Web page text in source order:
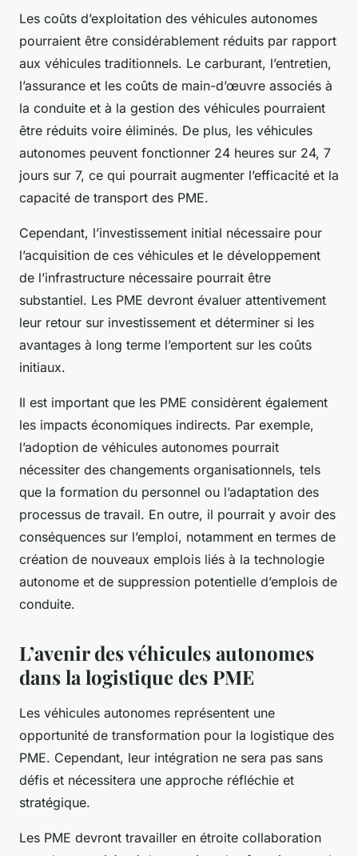
Les coûts d’exploitation des véhicules autonomes
pourraient être considérablement réduits par rapport
aux véhicules traditionnels. Le carburant, l’entretien,
l’assurance et les coûts de main-d’œuvre associés à
la conduite et à la gestion des véhicules pourraient
être réduits voire éliminés. De plus, les véhicules
autonomes peuvent fonctionner 24 heures sur 24, 7
jours sur 7, ce qui pourrait augmenter l’efficacité et la
capacité de transport des PME.
Cependant, l’investissement initial nécessaire pour
l’acquisition de ces véhicules et le développement
de l’infrastructure nécessaire pourrait être
substantiel. Les PME devront évaluer attentivement
leur retour sur investissement et déterminer si les
avantages à long terme l’emportent sur les coûts
initiaux.
Il est important que les PME considèrent également
les impacts économiques indirects. Par exemple,
l’adoption de véhicules autonomes pourrait
nécessiter des changements organisationnels, tels
que la formation du personnel ou l’adaptation des
processus de travail. En outre, il pourrait y avoir des
conséquences sur l’emploi, notamment en termes de
création de nouveaux emplois liés à la technologie
autonome et de suppression potentielle d’emplois de
conduite.
L’avenir des véhicules autonomes
dans la logistique des PME
Les véhicules autonomes représentent une
opportunité de transformation pour la logistique des
PME. Cependant, leur intégration ne sera pas sans
défis et nécessitera une approche réfléchie et
stratégique.
Les PME devront travailler en étroite collaboration